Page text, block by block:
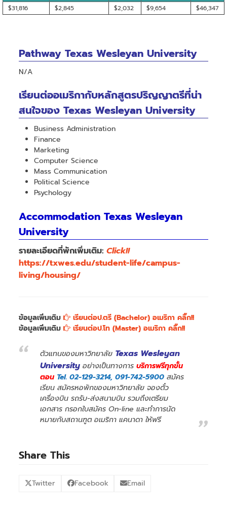
$31,816
$2,845 $2,032 $9,654 $46,347
Pathway Texas Wesleyan University
N/A
เรียนต่ออเมริกากับหลักสูตรปริญญาตรีที่น่า
สนใจของ Texas Wesleyan University
Business Administration
Finance
Marketing
Computer Science
Mass Communication
Political Science
Psychology
Accommodation Texas Wesleyan
University
รายละเอียดที่พักเพิ่มเติม:Click!!
https://txwes.edu/student-life/campus-
living/housing/
ข้อมูลเพิ่มเติม
เรียนต่อป.ตรี (Bachelor) อเมริกา คลิ๊ก!!
ข้อมูลเพิ่มเติม
เรียนต่อป.โท (Master) อเมริกา คลิ๊ก!!
ตัวแทนของมหาวิทยาลัย Texas Wesleyan
University อย่างเป็นทางการบริการฟรีทุกขั้น
ตอน Tel. 02-129-3214, 091-742-5900 สมัคร
เรียน สมัครหอพักของมหาวิทยาลัย จองตั๋ว
เครื่องบิน รถรับ-ส่งสนามบิน รวมถึงเตรียม
เอกสาร กรอกใบสมัคร On-line และทำการนัด
หมายกับสถานฑูต อเมริกา แคนาดา ให้ฟรี
Share This
Twitter Facebook Email